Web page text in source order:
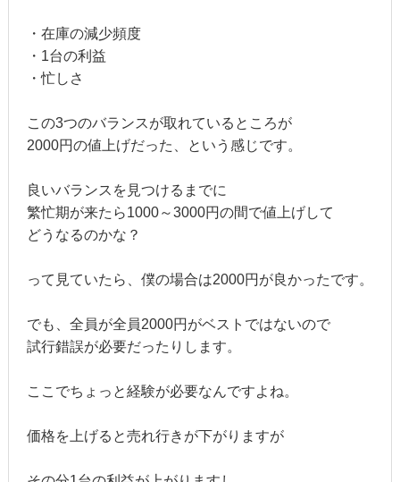
・在庫の減少頻度
・1台の利益
・忙しさ
この3つのバランスが取れているところが
2000円の値上げだった、という感じです。
良いバランスを見つけるまでに
繁忙期が来たら1000～3000円の間で値上げして
どうなるのかな？
って見ていたら、僕の場合は2000円が良かったです。
でも、全員が全員2000円がベストではないので
試行錯誤が必要だったりします。
ここでちょっと経験が必要なんですよね。
価格を上げると売れ行きが下がりますが